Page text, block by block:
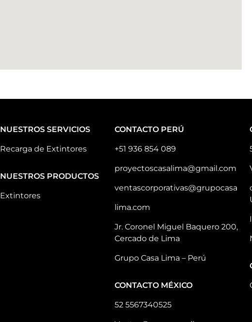
NUESTROS SERVICIOS
Recarga de Extintores
NUESTROS PRODUCTOS
Extintores
CONTACTO PERÚ
+51 936 854 089
proyectoscasalima@gmail.com
ventascorporativas@grupocasa
lima.com
Jr. Coronel Miguel Baquero 200,
Cercado de Lima
Grupo Casa Lima – Perú
CONTACTO MÉXICO
52 5567340525